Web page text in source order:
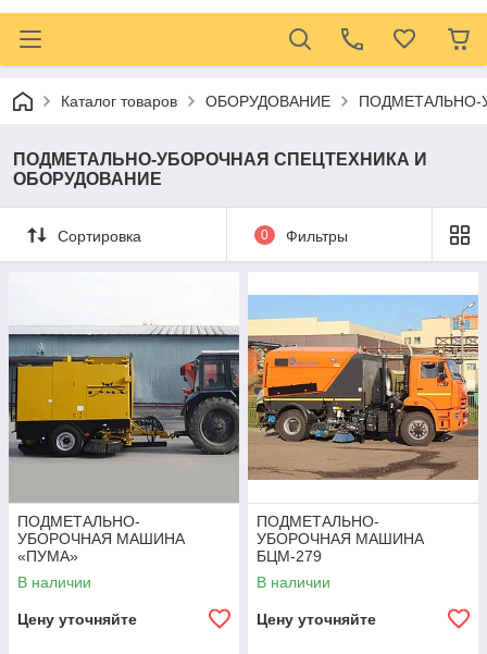
Каталог товаров ОБОРУДОВАНИЕ ПОДМЕТАЛЬНО-
ПОДМЕТАЛЬНО-УБОРОЧНАЯ СПЕЦТЕХНИКА И
ОБОРУДОВАНИЕ
Сортировка 0 Фильтры
ПОДМЕТАЛЬНО-
УБОРОЧНАЯ МАШИНА
«ПУМА»
В наличии
Цену уточняйте
ПОДМЕТАЛЬНО-
УБОРОЧНАЯ МАШИНА
БЦМ-279
В наличии
Цену уточняйте